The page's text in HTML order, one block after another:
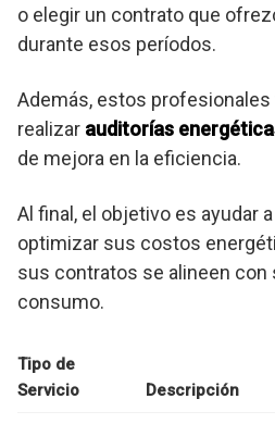
o elegir un contrato que
durante esos períodos.
Además, estos
realizar auditorías
de mejora en la eficiencia.
Al final, el objetivo es ayudar
optimizar sus costos
sus contratos se alineen con
consumo.
Tipo de
Servicio
Descripción